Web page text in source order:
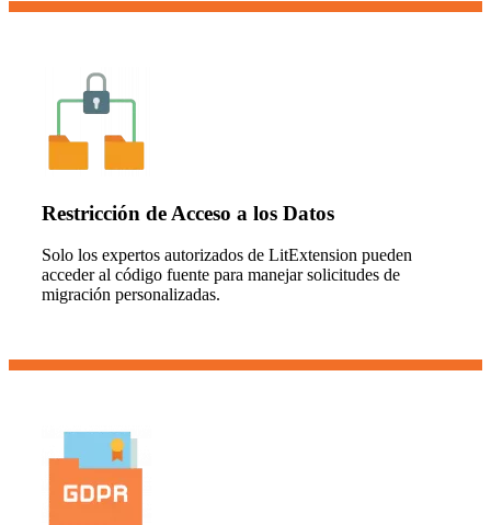
Restricción de Acceso a los Datos
Solo los expertos autorizados de LitExtension pueden
acceder al código fuente para manejar solicitudes de
migración personalizadas.